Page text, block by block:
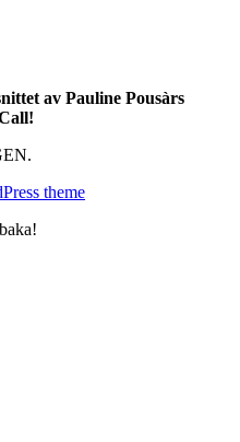
av Pauline Pousàrs
theme